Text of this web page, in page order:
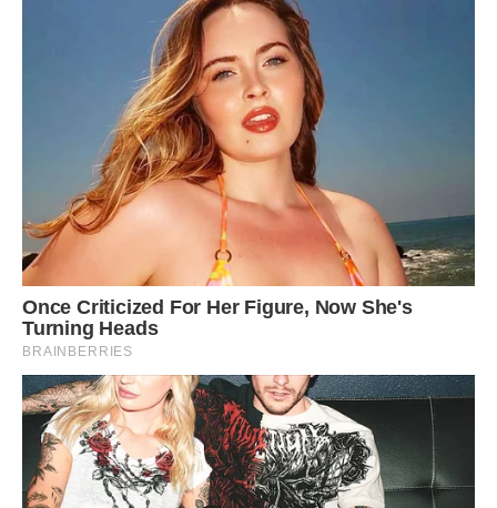
– Ліля, пішли вже! Нас чекають.
Але чекали насправді тільки Аллу.
Ліля вийшла одягнена, але все, що вона взяла з собою –
це стару, пошарпану ляльку.
-Ти навіщо це ганчір’я взяла?
– Це не ганчір’я, мені її зробила бабуся.
Валентина Петрівна винувато посміхнулася: